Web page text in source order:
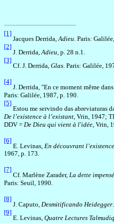
[1]
Jacques Derrida,Adieu. Paris:
[2]
J. Derrida, Adieu , p. 28 n.1.
[3]
Cf. J. Derrida, Glas . Paris: Galilée,
[4]
J. Derrida, "En ce moment même
Paris: Galilée, 1987, p. 190.
[5]
Estou me servindo das abreviaturas
De l’existence à l’existant , Vrin, 1947;
DDV = De Dieu qui vient à l'idée , Vrin,
[6]
E. Levinas, En découvrant
1967, p. 173.
[7]
Cf. Marlène Zarader, La dette
Paris: Seuil, 1990.
[8]
J. Caputo, Desmitificando Heidegger
[9]
E. Levinas, Quatre Lectures